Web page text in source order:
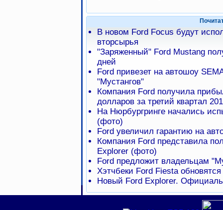
В новом Ford Focus будут
вторсырья
"Заряженный" Ford Mustang
дней
Ford привезет на автошоу
"Мустангов"
Компания Ford получила
долларов за третий квартал
На Нюрбургринге начались
(фото)
Ford увеличил гарантию на
Компания Ford представила
Explorer (фото)
Ford предложит владельцам
Хэтчбеки Ford Fiesta обновятся
Новый Ford Explorer.